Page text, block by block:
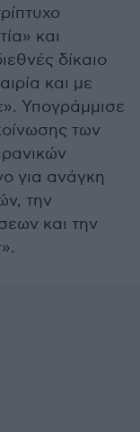
και
δίκαιο
και με
Υπογράμμισε
των
για ανάγκη
την
και την